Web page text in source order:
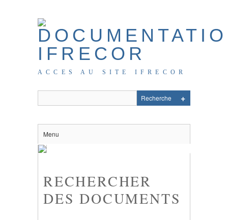
ACCES AU SITE IFRECOR
Menu
RECHERCHER
DES DOCUMENTS